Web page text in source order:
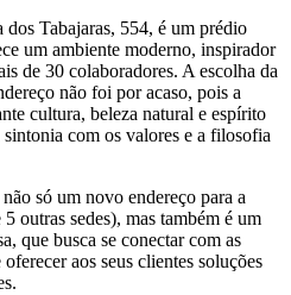
Tabajaras, 554, é um prédio
um ambiente moderno, inspirador
de 30 colaboradores. A escolha da
não foi por acaso, pois a
cultura, beleza natural e espírito
sintonia com os valores e a filosofia
só um novo endereço para a
outras sedes), mas também é um
que busca se conectar com as
aos seus clientes soluções